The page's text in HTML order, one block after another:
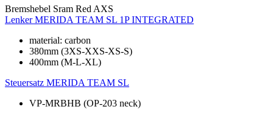
Bremshebel Sram Red AXS
Lenker MERIDA TEAM SL 1P INTEGRATED
material: carbon
380mm (3XS-XXS-XS-S)
400mm (M-L-XL)
Steuersatz MERIDA TEAM SL
VP-MRBHB (OP-203 neck)